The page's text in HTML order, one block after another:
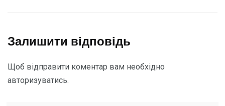
Залишити відповідь
Щоб відправити коментар вам необхідно
авторизуватись.